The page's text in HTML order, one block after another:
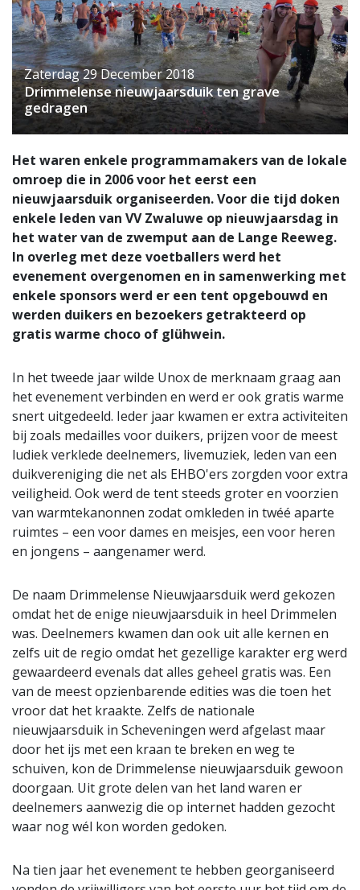
Zaterdag 29 December 2018
Drimmelense nieuwjaarsduik ten grave
gedragen
Het waren enkele programmamakers van de lokale
omroep die in 2006 voor het eerst een
nieuwjaarsduik organiseerden. Voor die tijd doken
enkele leden van VV Zwaluwe op nieuwjaarsdag in
het water van de zwemput aan de Lange Reeweg.
In overleg met deze voetballers werd het
evenement overgenomen en in samenwerking met
enkele sponsors werd er een tent opgebouwd en
werden duikers en bezoekers getrakteerd op
gratis warme choco of glühwein.
In het tweede jaar wilde Unox de merknaam graag aan
het evenement verbinden en werd er ook gratis warme
snert uitgedeeld. Ieder jaar kwamen er extra activiteiten
bij zoals medailles voor duikers, prijzen voor de meest
ludiek verklede deelnemers, livemuziek, leden van een
duikvereniging die net als EHBO'ers zorgden voor extra
veiligheid. Ook werd de tent steeds groter en voorzien
van warmtekanonnen zodat omkleden in twéé aparte
ruimtes – een voor dames en meisjes, een voor heren
en jongens – aangenamer werd.
De naam Drimmelense Nieuwjaarsduik werd gekozen
omdat het de enige nieuwjaarsduik in heel Drimmelen
was. Deelnemers kwamen dan ook uit alle kernen en
zelfs uit de regio omdat het gezellige karakter erg werd
gewaardeerd evenals dat alles geheel gratis was. Een
van de meest opzienbarende edities was die toen het
vroor dat het kraakte. Zelfs de nationale
nieuwjaarsduik in Scheveningen werd afgelast maar
door het ijs met een kraan te breken en weg te
schuiven, kon de Drimmelense nieuwjaarsduik gewoon
doorgaan. Uit grote delen van het land waren er
deelnemers aanwezig die op internet hadden gezocht
waar nog wél kon worden gedoken.
Na tien jaar het evenement te hebben georganiseerd